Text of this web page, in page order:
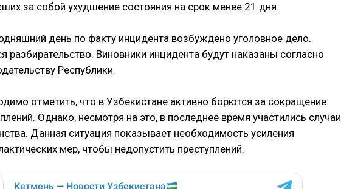
за собой ухудшение состояния на срок менее 21 дня.
день по факту инцидента возбуждено уголовное дело.
разбирательство. Виновники инцидента будут наказаны согласно
Республики.
отметить, что в Узбекистане активно борются за сокращение
Однако, несмотря на это, в последнее время участились случаи
Данная ситуация показывает необходимость усиления
мер, чтобы недопустить преступлений.